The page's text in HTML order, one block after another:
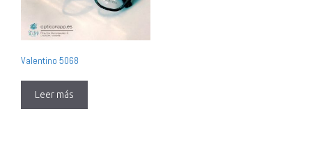
Valentino 5068
Leer más